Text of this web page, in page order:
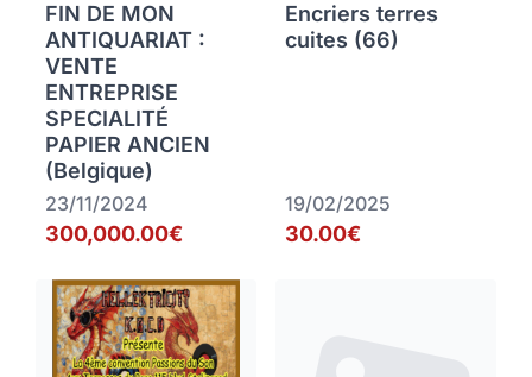
FIN DE MON
ANTIQUARIAT :
VENTE
ENTREPRISE
SPECIALITÉ
PAPIER ANCIEN
(Belgique)
23/11/2024
300,000.00€
Encriers terres
cuites (66)
19/02/2025
30.00€